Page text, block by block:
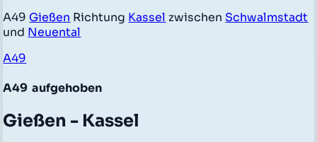
A49 Gießen Richtung Kassel zwischen Schwalmstadt
und Neuental
A49
A49 aufgehoben
Gießen - Kassel